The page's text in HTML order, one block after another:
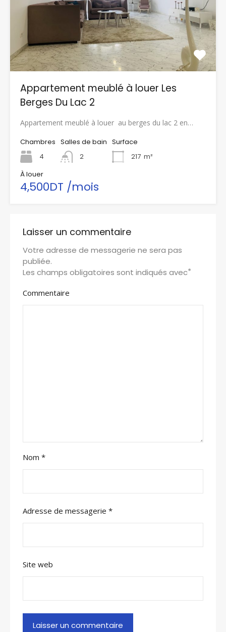
Appartement meublé à louer Les
Berges Du Lac 2
Appartement meublé à louer au berges du lac 2 en…
Chambres
4
Salles de bain
2
Surface
217 m²
À louer
4,500DT /mois
Laisser un commentaire
Votre adresse de messagerie ne sera pas
publiée.
Les champs obligatoires sont indiqués avec*
Commentaire
Nom *
Adresse de messagerie *
Site web